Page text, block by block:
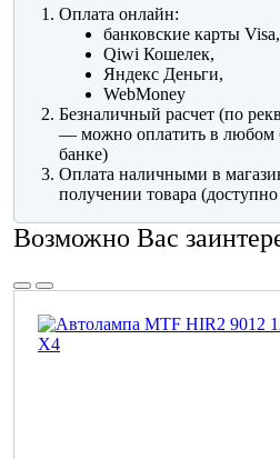
Оплата онлайн:
банковские карты
Qiwi Кошелек,
Яндекс Деньги,
WebMoney
Безналичный расчет (по
— можно оплатить в любом
банке)
Оплата наличными в
получении товара
Возможно Вас